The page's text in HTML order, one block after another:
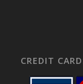
CREDIT